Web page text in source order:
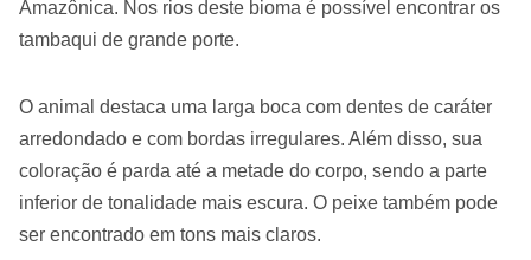
Amazônica. Nos rios deste bioma é possível encontrar os
tambaqui de grande porte.
O animal destaca uma larga boca com dentes de caráter
arredondado e com bordas irregulares. Além disso, sua
coloração é parda até a metade do corpo, sendo a parte
inferior de tonalidade mais escura. O peixe também pode
ser encontrado em tons mais claros.